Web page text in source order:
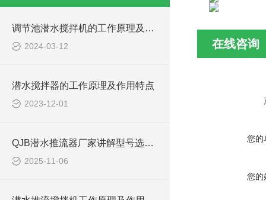
调节池潜水搅拌机的工作原理及潜水推进器CAD安装图、结构图
2024-03-12
潜水搅拌器的工作原理及作用特点
2023-12-01
QJB潜水推流器厂家讲解型号选型注意事项
2025-11-06
在线咨询
您的
您的